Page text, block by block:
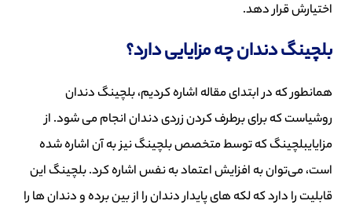
اختیارشقرار دهد.
بلچینگدندان چه مزایاییدارد؟
همانطور که در ابتدایمقاله اشاره کردیم،بلچینگ دندان
روشیاست که برایبرطرف کردن زردیدندان انجام میشود. از
مزایایبلچینگکه توسط متخصصبلچینگنیزبه آن اشاره شده
است،می‌توانبه افزایشاعتماد به نفس اشاره کرد.بلچینگ این
قابلیترا دارد که لکه هایپایداردندان را از بینبرده و دندان ها را